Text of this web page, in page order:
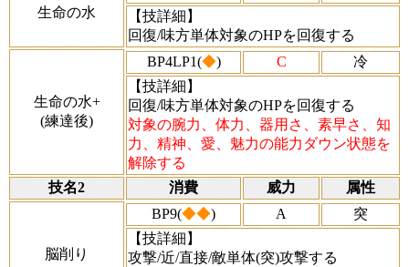
生命の水
【技詳細】
回復/味方単体対象のHPを回復する
生命の水+
(練達後)
BP4LP1(◆) C
冷
【技詳細】
回復/味方単体対象のHPを回復する
対象の腕力、体力、器用さ、素早さ、知
力、精神、愛、魅力の能力ダウン状態を
解除する
技名2
消費 威力 属性
脳削り
BP9(◆◆) A
突
【技詳細】
攻撃/近/直接/敵単体(突)攻撃する